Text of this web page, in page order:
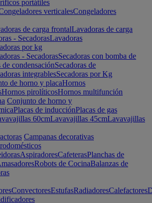
portátiles
verticalesCongeladores
de carga frontalLavadoras de carga
- SecadorasLavadoras
por kg
- SecadorasSecadoras con bomba de
de condensaciónSecadoras de
integrablesSecadoras por Kg
de horno y placaHornos
Hornos pirolíticosHornos multifunción
Conjunto de horno y
Placas de inducciónPlacas de gas
60cmLavavajillas 45cmLavavajillas
Campanas decorativas
AspiradoresCafeterasPlanchas de
Robots de CocinaBalanzas de
ConvectoresEstufasRadiadoresCalefactores